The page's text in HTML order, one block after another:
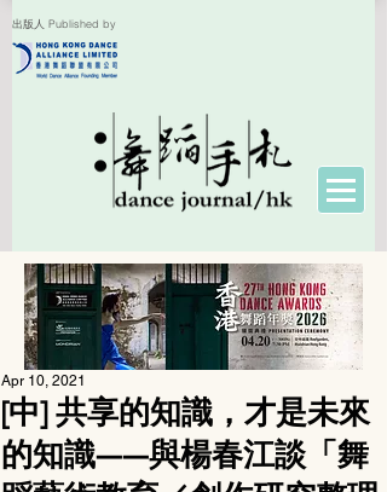
出版人 Published by
[中] 共享的知識，才是未來
的知識——與楊春江談「舞
Apr 10, 2021